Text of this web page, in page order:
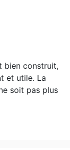
bien construit,
et utile. La
soit pas plus